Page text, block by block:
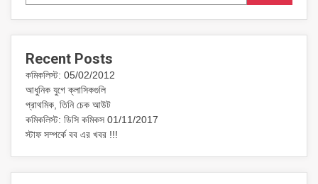
Recent Posts
কমিকলিস্ট: 05/02/2012
আধুনিক যুগে ক্লাসিকগুলি
প্রাথমিক, তিনি চেক আউট
কমিকলিস্ট: ডিসি কমিকস 01/11/2017
স্টাফ সম্পর্কে বব এর খবর !!!